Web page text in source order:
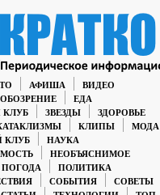
АФИША
ВИДЕО
ЕДА
ЗВЕЗДЫ
ЗДОРОВЬЕ
КЛИПЫ
МОДА
КЛУБ
НАУКА
НЕОБЪЯСНИМОЕ
ПОГОДА
ПОЛИТИКА
СОБЫТИЯ
СОВЕТЫ